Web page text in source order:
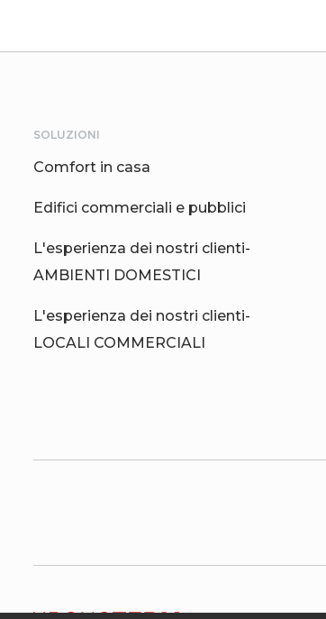
SOLUZIONI
Comfort in casa
Edifici commerciali e pubblici
L'esperienza dei nostri clienti-
AMBIENTI DOMESTICI
L'esperienza dei nostri clienti-
LOCALI COMMERCIALI